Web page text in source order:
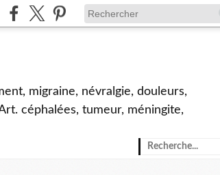
migraine, névralgie, douleurs,
céphalées, tumeur, méningite,